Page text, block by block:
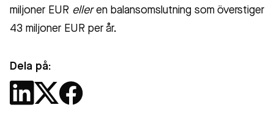
miljoner EUR elleren balansomslutning som överstiger
43 miljoner EUR per år.
Dela på: